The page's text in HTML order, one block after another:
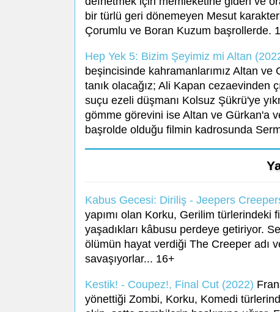
bir türlü geri dönemeyen Mesut
Çorumlu ve Boran Kuzum başrollerde.
Hep Yek 5: Bizim Şeyimiz mi Altan
beşincisinde kahramanlarımız Altan
tanık olacağız; Ali Kapan cezaevinden
suçu ezeli düşmanı Kolsuz Şükrü'ye
gömme görevini ise Altan ve Gürkan'a
başrolde olduğu filmin kadrosunda
Kabus Gecesi: Diriliş - Jeepers
yapımı olan Korku, Gerilim türlerindeki
yaşadıkları kâbusu perdeye getiriyor.
ölümün hayat verdiği The Creeper adı
savaşıyorlar... 16+
Kestik! - Coupez!, Final Cut (2022)
yönettiği Zombi, Korku, Komedi